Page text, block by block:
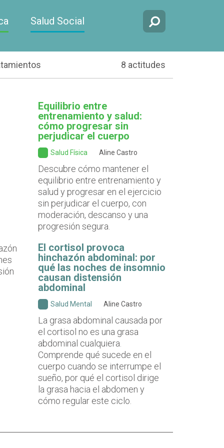
Salud Social
8 actitudes
Equilibrio entre
entrenamiento y salud:
cómo progresar sin
perjudicar el cuerpo
Salud Física Aline Castro
Descubre cómo mantener el
equilibrio entre entrenamiento y
salud y progresar en el ejercicio
sin perjudicar el cuerpo, con
moderación, descanso y una
progresión segura.
El cortisol provoca
hinchazón abdominal: por
qué las noches de insomnio
causan distensión
abdominal
Salud Mental Aline Castro
La grasa abdominal causada por
el cortisol no es una grasa
abdominal cualquiera.
Comprende qué sucede en el
cuerpo cuando se interrumpe el
sueño, por qué el cortisol dirige
la grasa hacia el abdomen y
cómo regular este ciclo.